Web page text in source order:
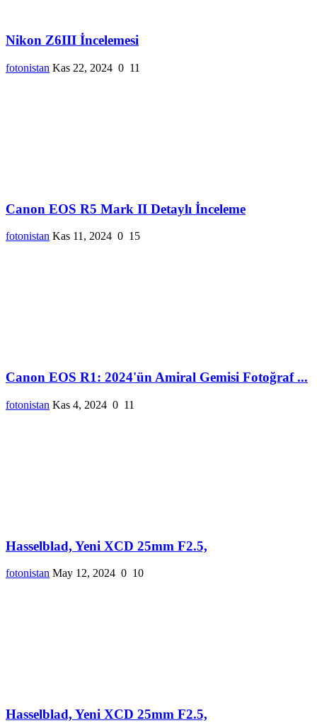
Nikon Z6III İncelemesi
fotonistan Kas 22, 2024 0 11
Canon EOS R5 Mark II Detaylı İnceleme
fotonistan Kas 11, 2024 0 15
Canon EOS R1: 2024'ün Amiral Gemisi Fotoğraf ...
fotonistan Kas 4, 2024 0 11
Hasselblad, Yeni XCD 25mm F2.5,
fotonistan May 12, 2024 0 10
Hasselblad, Yeni XCD 25mm F2.5,